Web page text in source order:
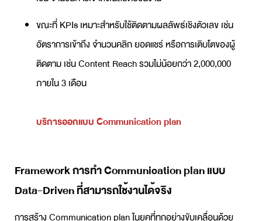
ขณะที่ KPIs เหมาะสำหรับใช้ติดตามผลลัพธ์เชิงตัวเลข เช่น
อัตราการเข้าถึง จำนวนคลิก ยอดแชร์ หรือการเติบโตของผู้
ติดตาม เช่น Content Reach รวมไม่น้อยกว่า 2,000,000
ภายใน 3 เดือน
บริการออกแบบ Communication plan
Framework การทำCommunication planแบบ
Data-Driven ที่สามารถใช้งานได้จริง
การสร้างCommunication planในยุคที่ทุกอย่างขับเคลื่อนด้วย